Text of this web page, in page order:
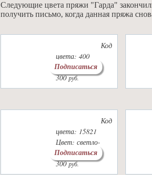
Следующие цвета пряжи "Гарда"
получить письмо, когда данная пряжа
Код
цвета: 400
Цвет: белый
300руб.
Подписаться
Код
цвета: 15821
Цвет: светло-
серый
300руб.
Подписаться